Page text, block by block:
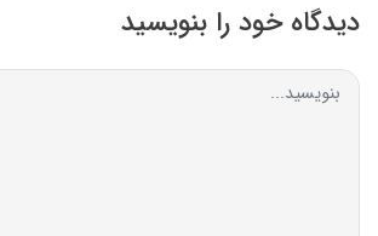
دیدگاه خود را بنویسید